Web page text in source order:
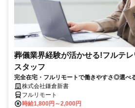
葬儀業界経験が活かせる!フルテ
スタッフ
完全在宅・フルリモートで働きやすさ◎選べ
から未経験でも安心！平日休みありの完全週
イフバランス！
株式会社鎌倉新書
フルリモート
時給1,800円～2,000円